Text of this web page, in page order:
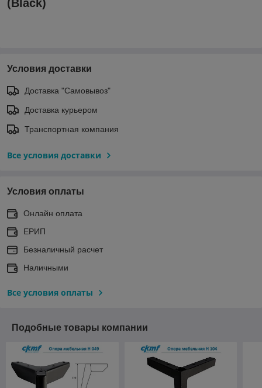
(Black)
Условия доставки
Доставка "Самовывоз"
Доставка курьером
Транспортная компания
Все условия доставки
Условия оплаты
Онлайн оплата
ЕРИП
Безналичный расчет
Наличными
Все условия оплаты
Подобные товары компании